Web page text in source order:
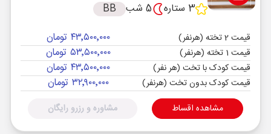
3 ستاره
5 شب BB
قیمت 2 تخته (هرنفر) ۴۳٬۵۰۰٬۰۰۰ تومان
قیمت 1 تخته (هرنفر) ۵۳٬۵۰۰٬۰۰۰ تومان
قیمت کودک با تخت (هر نفر) ۴۳٬۵۰۰٬۰۰۰ تومان
قیمت کودک بدون تخت (هرنفر) ۳۲٬۹۰۰٬۰۰۰ تومان
مشاهده اقساط مشاوره و رزرو رایگان